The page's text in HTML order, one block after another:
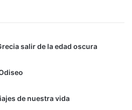
salir de la edad oscura
de nuestra vida